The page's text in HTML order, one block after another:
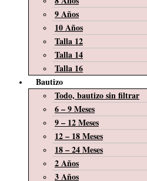
9 Años
10 Años
Talla 12
Talla 14
Talla 16
Bautizo
Todo, bautizo sin filtrar
6 – 9 Meses
9 – 12 Meses
12 – 18 Meses
18 – 24 Meses
2 Años
3 Años